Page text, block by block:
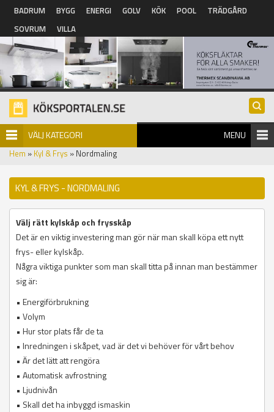
Hoppa till huvudinnehåll
BADRUM BYGG ENERGI GOLV KÖK POOL
TRÄDGÅRD
SOVRUM
VILLA
VÄLJ KATEGORI MENU
Hem » Kyl & Frys » Nordmaling
KYL & FRYS - NORDMALING
Välj rätt kylskåp och frysskåp
Det är en viktig investering man gör när man skall köpa ett nytt
frys- eller kylskåp.
Några viktiga punkter som man skall titta på innan man bestämmer
sig är:
• Energiförbrukning
• Volym
• Hur stor plats får de ta
• Inredningen i skåpet, vad är det vi behöver för vårt behov
• Är det lätt att rengöra
• Automatisk avfrostning
• Ljudnivån
• Skall det ha inbyggd ismaskin